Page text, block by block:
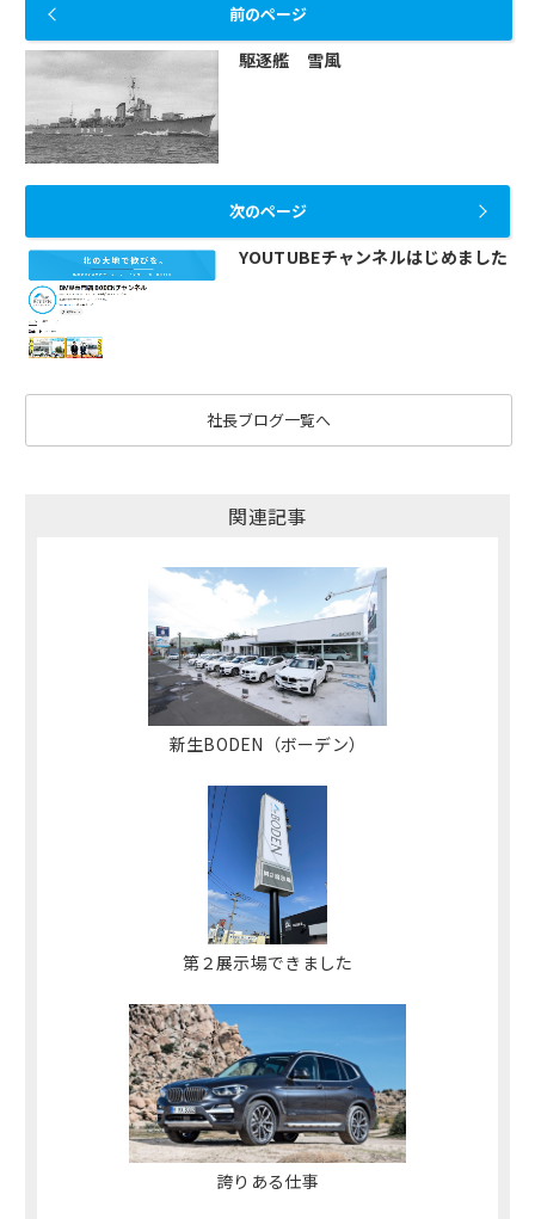
駆逐艦 雪風
前のページ
YOUTUBEチャンネルはじめました
次のページ
社長ブログ一覧へ
関連記事
新生BODEN（ボーデン）
第２展示場できました
誇りある仕事